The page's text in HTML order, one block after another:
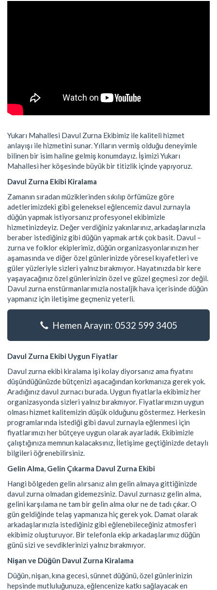
Yukarı Mahallesi Davul Zurna Ekibimiz ile kaliteli hizmet
anlayışı ile hizmetini sunar. Yılların vermiş olduğu deneyimle
bilinen bir isim haline gelmiş konumdayız. İşimizi Yukarı
Mahallesi her köşesinde büyük bir titizlik içinde yapıyoruz.
Davul Zurna Ekibi Kiralama
Zamanın sıradan müziklerinden sıkılıp örfümüze göre
adetlerimizdeki gibi geleneksel eğlencemiz davul zurnayla
düğün yapmak istiyorsanız profesyonel ekibimizle
hizmetinizdeyiz. Değer verdiğiniz yakınlarınız, arkadaşlarınızla
beraber istediğiniz gibi düğün yapmak artık çok basit. Davul –
zurna ve folklor ekiplerimiz, düğün organizasyonlarınızın her
aşamasında ve diğer özel günlerinizde yöresel kıyafetleri ve
güler yüzleriyle sizleri yalnız bırakmıyor. Hayatınızda bir kere
yaşayacağınız özel günlerinizin özel ve güzel geçmesi zor değil.
Davul zurna enstürmanlarımızla nostaljik hava içerisinde düğün
yapmanız için iletişime geçmeniz yeterli.
Hemen Arayın: 0532 599 3405
Davul Zurna Ekibi Uygun Fiyatlar
Davul zurna ekibi kiralama işi kolay diyorsanız ama fiyatını
düşündüğünüzde bütçenizi aşacağından korkmanıza gerek yok.
Aradığınız davul zurnacı burada. Uygun fiyatlarla ekibimiz her
organizasyonda sizleri yalnız bırakmıyor. Fiyatlarımızın uygun
olması hizmet kalitemizin düşük olduğunu göstermez. Herkesin
programlarında istediği gibi davul zurnayla eğlenmesi için
fiyatlarımızı her bütçeye uygun olarak ayarladık. Ekibimizle
çalıştığınıza memnun kalacaksınız, İletişime geçtiğinizde detaylı
bilgileri öğrenebilirsiniz.
Gelin Alma, Gelin Çıkarma Davul Zurna Ekibi
Hangi bölgeden gelin alırsanız alın gelin almaya gittiğinizde
davul zurna olmadan gidemezsiniz. Davul zurnasız gelin alma,
gelini karşılama ne tam bir gelin alma olur ne de tadı çıkar. O
gün geldiğinde telaş yapmanıza hiç gerek yok. Damat olarak
arkadaşlarınızla istediğiniz gibi eğlenebileceğiniz atmosferi
ekibimiz oluşturuyor. Bir telefonla ekip arkadaşlarımız düğün
günü sizi ve sevdiklerinizi yalnız bırakmıyor.
Nişan ve Düğün Davul Zurna Kiralama
Düğün, nişan, kına gecesi, sünnet düğünü, özel günlerinizin
hepsinde mutluluğunuza, eğlencenize katkı sağlayacak en